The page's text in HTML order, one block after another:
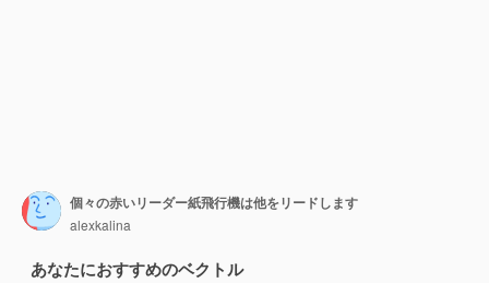
個々の赤いリーダー紙飛行機は他をリードします
alexkalina
あなたにおすすめのベクトル